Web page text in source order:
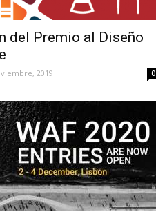
del Premio al Diseño
2019 0